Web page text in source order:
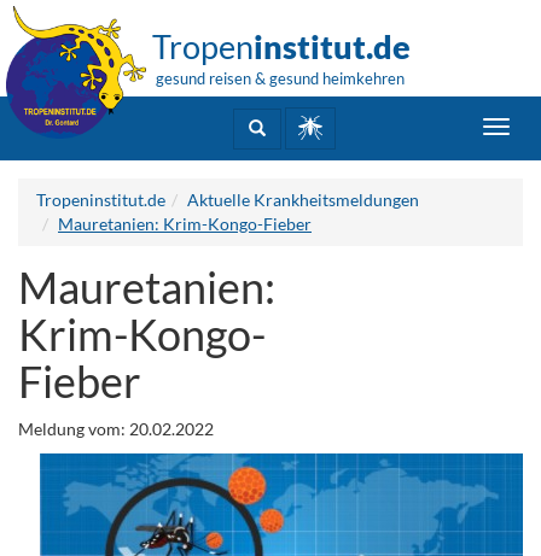
Tropeninstitut.de
gesund reisen & gesund heimkehren
Tropeninstitut.de
Aktuelle Krankheitsmeldungen
Mauretanien: Krim-Kongo-Fieber
Mauretanien:
Krim-Kongo-
Fieber
Meldung vom: 20.02.2022